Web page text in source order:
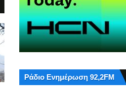
Ράδιο Ενημέρωση 92,2FM